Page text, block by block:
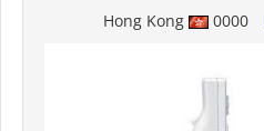
Hong Kong 0000